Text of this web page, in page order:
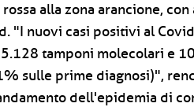
rossa alla zona arancione,
"I nuovi casi positivi al
tamponi molecolari e
sulle prime diagnosi)",
dell'epidemia di